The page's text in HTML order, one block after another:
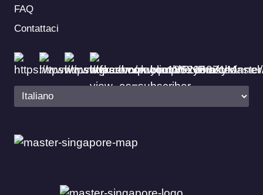
FAQ
Contattaci